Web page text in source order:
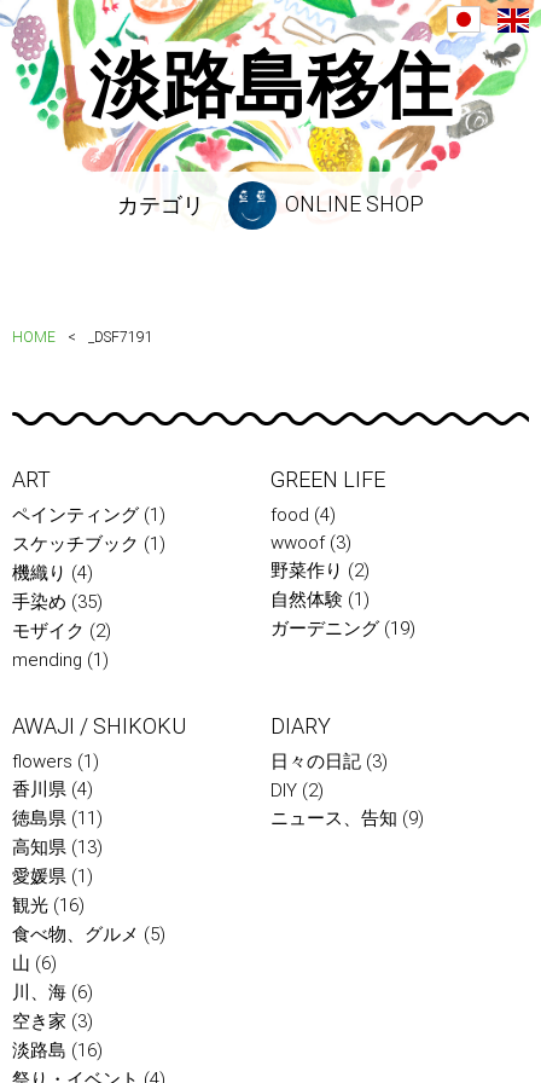
淡路島移住
カテゴリ ONLINE SHOP
HOME _DSF7191
ART
ペインティング (1)
スケッチブック (1)
機織り (4)
手染め (35)
モザイク (2)
mending (1)
GREEN LIFE
food (4)
wwoof(3)
野菜作り (2)
自然体験 (1)
ガーデニング (19)
AWAJI / SHIKOKU
flowers (1)
香川県 (4)
徳島県 (11)
高知県 (13)
愛媛県 (1)
観光 (16)
食べ物、グルメ (5)
山 (6)
川、海 (6)
空き家 (3)
淡路島 (16)
DIARY
日々の日記 (3)
DIY (2)
ニュース、告知 (9)